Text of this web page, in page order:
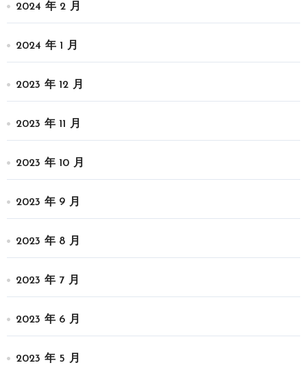
2024 年 2 月
2024 年 1 月
2023 年 12 月
2023 年 11 月
2023 年 10 月
2023 年 9 月
2023 年 8 月
2023 年 7 月
2023 年 6 月
2023 年 5 月